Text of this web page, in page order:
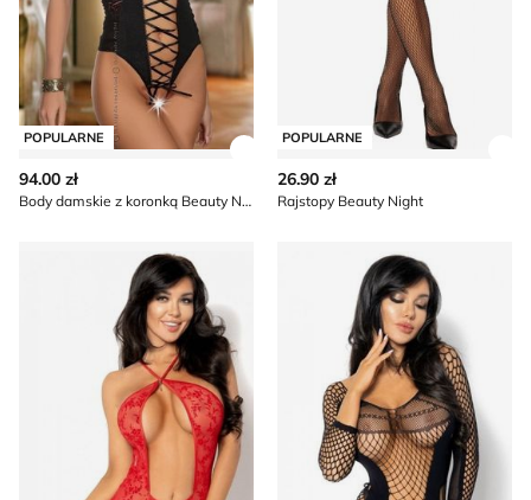
POPULARNE
94.00 zł
Body damskie z koronką Beauty Night
POPULARNE
26.90 zł
Rajstopy Beauty Night
Body damskie koronkowe Beauty NightBody damskie koronkowe